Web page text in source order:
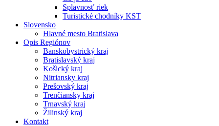
Splavnosť riek
Turistické chodníky KST
Slovensko
Hlavné mesto Bratislava
Opis Regiónov
Banskobystrický kraj
Bratislavský kraj
Košický kraj
Nitriansky kraj
Prešovský kraj
Trenčiansky kraj
Trnavský kraj
Žilinský kraj
Kontakt